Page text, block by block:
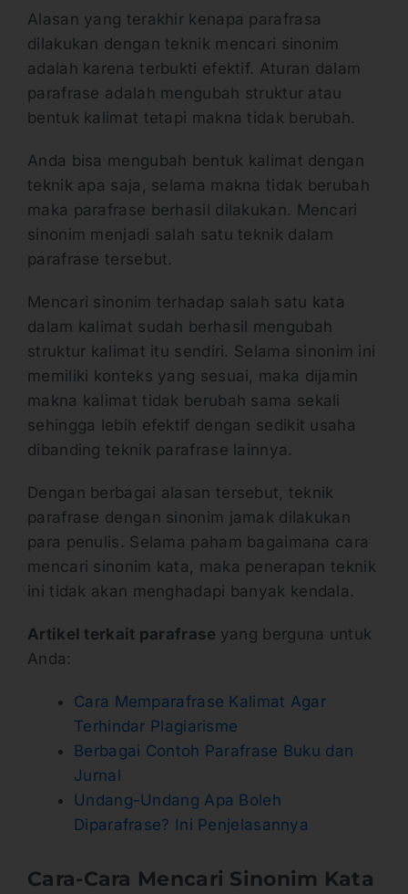
Alasan yang terakhir kenapa parafrasa
dilakukan dengan teknik mencari sinonim
adalah karena terbukti efektif. Aturan dalam
parafrase adalah mengubah struktur atau
bentuk kalimat tetapi makna tidak berubah.
Anda bisa mengubah bentuk kalimat dengan
teknik apa saja, selama makna tidak berubah
maka parafrase berhasil dilakukan. Mencari
sinonim menjadi salah satu teknik dalam
parafrase tersebut.
Mencari sinonim terhadap salah satu kata
dalam kalimat sudah berhasil mengubah
struktur kalimat itu sendiri. Selama sinonim ini
memiliki konteks yang sesuai, maka dijamin
makna kalimat tidak berubah sama sekali
sehingga lebih efektif dengan sedikit usaha
dibanding teknik parafrase lainnya.
Dengan berbagai alasan tersebut, teknik
parafrase dengan sinonim jamak dilakukan
para penulis. Selama paham bagaimana cara
mencari sinonim kata, maka penerapan teknik
ini tidak akan menghadapi banyak kendala.
Artikel terkait parafrase yang berguna untuk
Anda:
Cara Memparafrase Kalimat Agar
Terhindar Plagiarisme
Berbagai Contoh Parafrase Buku dan
Jurnal
Undang-Undang Apa Boleh
Diparafrase? Ini Penjelasannya
Cara-Cara Mencari Sinonim Kata